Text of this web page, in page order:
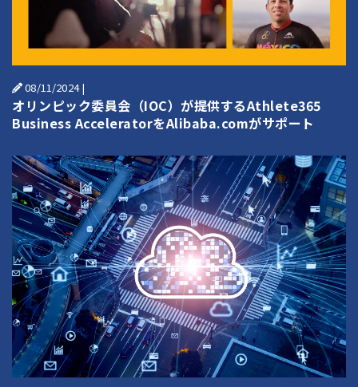
08/11/2024|
オリンピック委員会（IOC）が提供するAthlete365
Business AcceleratorをAlibaba.comがサポート